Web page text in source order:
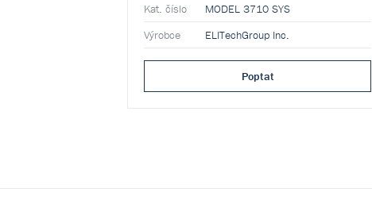
Kat. číslo
MODEL 3710 SYS
Výrobce
ELITechGroup Inc.
Poptat